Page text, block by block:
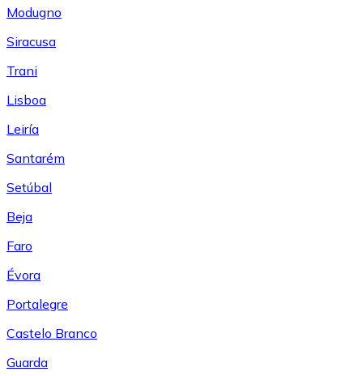
Modugno
Siracusa
Trani
Lisboa
Leiría
Santarém
Setúbal
Beja
Faro
Évora
Portalegre
Castelo Branco
Guarda